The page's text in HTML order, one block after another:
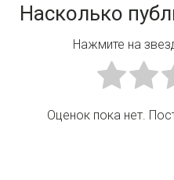
Насколько
Нажмите на
Оценок пока нет.